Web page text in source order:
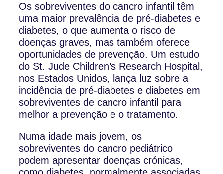
Os sobreviventes do cancro infantil têm
uma maior prevalência de pré-diabetes e
diabetes, o que aumenta o risco de
doenças graves, mas também oferece
oportunidades de prevenção. Um estudo
do St. Jude Children’s Research Hospital,
nos Estados Unidos, lança luz sobre a
incidência de pré-diabetes e diabetes em
sobreviventes de cancro infantil para
melhor a prevenção e o tratamento.
Numa idade mais jovem, os
sobreviventes do cancro pediátrico
podem apresentar doenças crónicas,